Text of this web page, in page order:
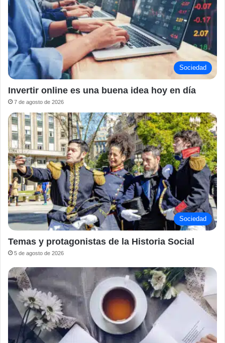
Sociedad
Invertir online es una buena idea hoy en día
7 de agosto de 2026
Sociedad
Temas y protagonistas de la Historia Social
5 de agosto de 2026